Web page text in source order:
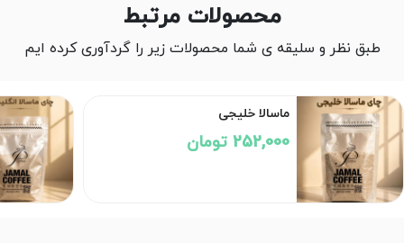
محصولات مرتبط
طبق نظر و سلیقه ی شما محصولات زیر را گردآوری کرده ایم
ماسالا خلیجی
252,000 تومان